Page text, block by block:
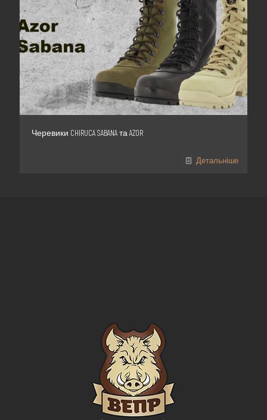
Черевики CHIRUCA SABANA та AZOR
Детальніше